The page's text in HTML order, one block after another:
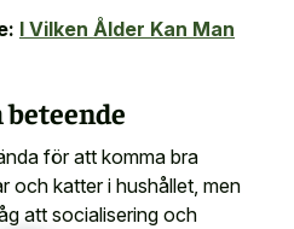
I Vilken Ålder Kan Man
för att komma bra
och katter i hushållet, men
att socialisering och